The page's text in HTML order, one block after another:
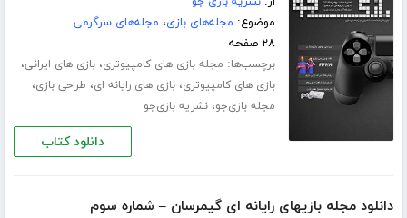
موضوع: مجله‌های بازی، مجله‌های سرگرمی
۲۸ صفحه
برچسب‌ها: مجله بازی های کامپیوتری،بازی های ایرانی،
بازی های کامپیوتری،بازی های رایانه ای، طراحی بازی،
مجله بازی‌جو،نشریه بازی‌جو
دانلود کتاب
دانلود مجله بازیهای رایانه ای گیمرسان – شماره سوم